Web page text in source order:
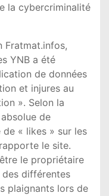
la cybercriminalité
Fratmat.infos,
YNB a été
de données
et injures au
». Selon la
de
de « likes » sur les
le site.
le propriétaire
des différentes
plaignants lors de